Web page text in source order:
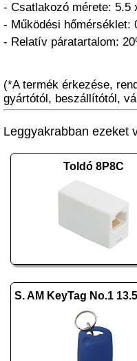
- Csatlakozó mérete: 5.5
- Működési hőmérséklet:
- Relatív páratartalom:
(*A termék érkezése,
gyártótól, beszállítótól,
Leggyakrabban ezeket
Toldó 8P8C